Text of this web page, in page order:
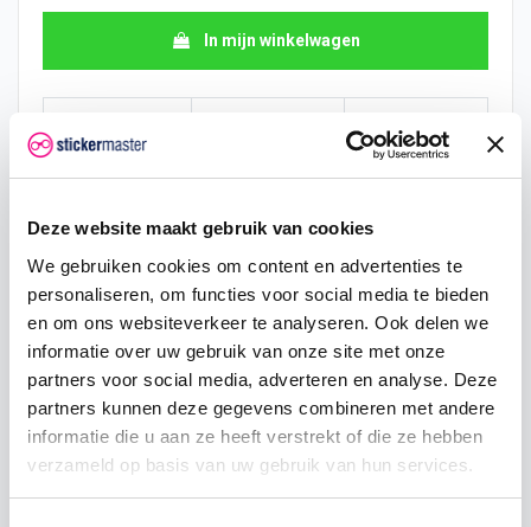
Deze website maakt gebruik van cookies
We gebruiken cookies om content en advertenties te
personaliseren, om functies voor social media te bieden
en om ons websiteverkeer te analyseren. Ook delen we
informatie over uw gebruik van onze site met onze
partners voor social media, adverteren en analyse. Deze
partners kunnen deze gegevens combineren met andere
informatie die u aan ze heeft verstrekt of die ze hebben
verzameld op basis van uw gebruik van hun services.
In mijn winkelwagen
15 € 6,78 € 43,56
25 € 6,29 € 84,70
50 € 5,81 € 193,60
100 € 5,32 € 435,60
€ 4,84
500 € 3,87 € 2.904,00